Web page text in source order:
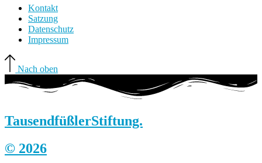
Kontakt
Satzung
Datenschutz
Impressum
Nach oben
TausendfüßlerStiftung.
© 2026